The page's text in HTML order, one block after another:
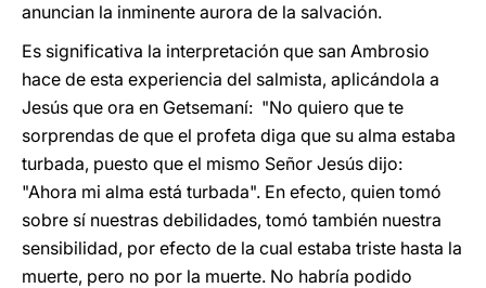
anuncian la inminente aurora de la salvación.
Es significativa la interpretación que san Ambrosio
hace de esta experiencia del salmista, aplicándola a
Jesús que ora en Getsemaní: "No quiero que te
sorprendas de que el profeta diga que su alma estaba
turbada, puesto que el mismo Señor Jesús dijo:
"Ahora mi alma está turbada". En efecto, quien tomó
sobre sí nuestras debilidades, tomó también nuestra
sensibilidad, por efecto de la cual estaba triste hasta la
muerte, pero no por la muerte. No habría podido